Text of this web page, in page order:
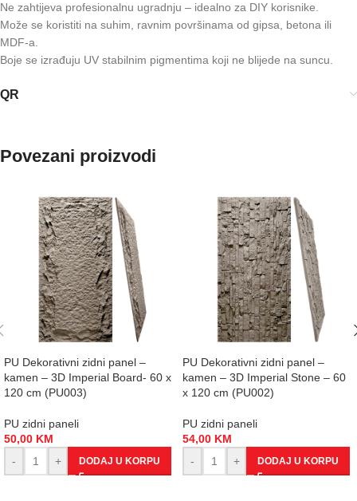
Ne zahtijeva profesionalnu ugradnju – idealno za DIY korisnike.
Može se koristiti na suhim, ravnim površinama od gipsa, betona ili
MDF-a.
Boje se izrađuju UV stabilnim pigmentima koji ne blijede na suncu.
QR
Povezani proizvodi
PU Dekorativni zidni panel –
kamen – 3D Imperial Board- 60 x
120 cm (PU003)
PU zidni paneli
50,00 KM
-
+ DODAJ U KORPU
PU Dekorativni zidni panel –
kamen – 3D Imperial Stone – 60
x 120 cm (PU002)
PU zidni paneli
54,00 KM
-
+ DODAJ U KORPU